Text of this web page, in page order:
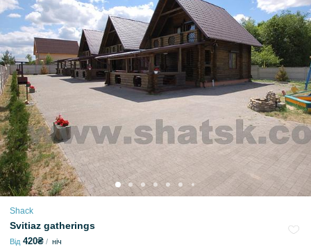
Shack
Svitiaz gatherings
Від 420₴ ніч